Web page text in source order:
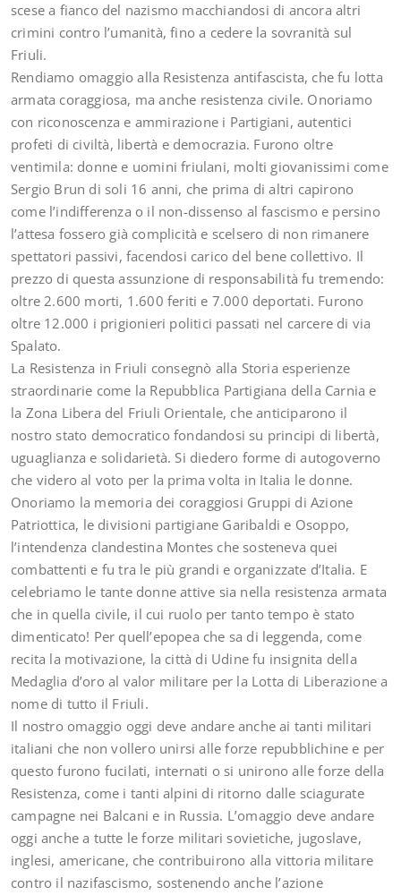
scese a fianco del nazismo macchiandosi di ancora altri
crimini contro l’umanità, fino a cedere la sovranità sul
Friuli.
Rendiamo omaggio alla Resistenza antifascista, che fu lotta
armata coraggiosa, ma anche resistenza civile. Onoriamo
con riconoscenza e ammirazione i Partigiani, autentici
profeti di civiltà, libertà e democrazia. Furono oltre
ventimila: donne e uomini friulani, molti giovanissimi come
Sergio Brun di soli 16 anni, che prima di altri capirono
come l’indifferenza o il non-dissenso al fascismo e persino
l’attesa fossero già complicità e scelsero di non rimanere
spettatori passivi, facendosi carico del bene collettivo. Il
prezzo di questa assunzione di responsabilità fu tremendo:
oltre 2.600 morti, 1.600 feriti e 7.000 deportati. Furono
oltre 12.000 i prigionieri politici passati nel carcere di via
Spalato.
La Resistenza in Friuli consegnò alla Storia esperienze
straordinarie come la Repubblica Partigiana della Carnia e
la Zona Libera del Friuli Orientale, che anticiparono il
nostro stato democratico fondandosi su principi di libertà,
uguaglianza e solidarietà. Si diedero forme di autogoverno
che videro al voto per la prima volta in Italia le donne.
Onoriamo la memoria dei coraggiosi Gruppi di Azione
Patriottica, le divisioni partigiane Garibaldi e Osoppo,
l’intendenza clandestina Montes che sosteneva quei
combattenti e fu tra le più grandi e organizzate d’Italia. E
celebriamo le tante donne attive sia nella resistenza armata
che in quella civile, il cui ruolo per tanto tempo è stato
dimenticato! Per quell’epopea che sa di leggenda, come
recita la motivazione, la città di Udine fu insignita della
Medaglia d’oro al valor militare per la Lotta di Liberazione a
nome di tutto il Friuli.
Il nostro omaggio oggi deve andare anche ai tanti militari
italiani che non vollero unirsi alle forze repubblichine e per
questo furono fucilati, internati o si unirono alle forze della
Resistenza, come i tanti alpini di ritorno dalle sciagurate
campagne nei Balcani e in Russia. L’omaggio deve andare
oggi anche a tutte le forze militari sovietiche, jugoslave,
inglesi, americane, che contribuirono alla vittoria militare
contro il nazifascismo, sostenendo anche l’azione